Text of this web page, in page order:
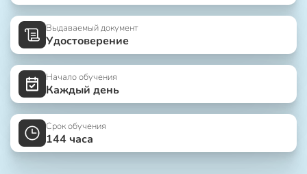
Выдаваемый документ
Удостоверение
Начало обучения
Каждый день
Срок обучения
144 часа